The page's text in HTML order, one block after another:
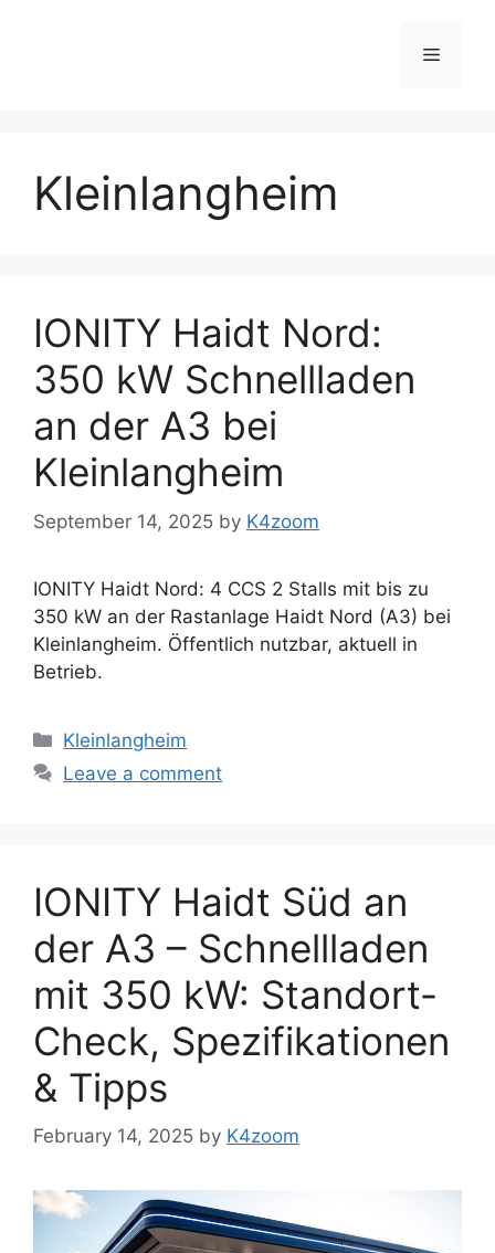
Menu
Kleinlangheim
IONITY Haidt Nord:
350 kW Schnellladen
an der A3 bei
Kleinlangheim
September 14, 2025 by K4zoom
IONITY Haidt Nord: 4 CCS 2 Stalls mit bis zu
350 kW an der Rastanlage Haidt Nord (A3) bei
Kleinlangheim. Öffentlich nutzbar, aktuell in
Betrieb.
Categories
Kleinlangheim
Leave a comment
IONITY Haidt Süd an
der A3 – Schnellladen
mit 350 kW: Standort-
Check, Spezifikationen
& Tipps
February 14, 2025 by K4zoom